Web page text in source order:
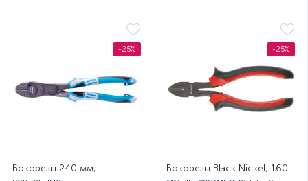
-25%
Бокорезы 240 мм,
-25%
Бокорезы Black Nickel, 160